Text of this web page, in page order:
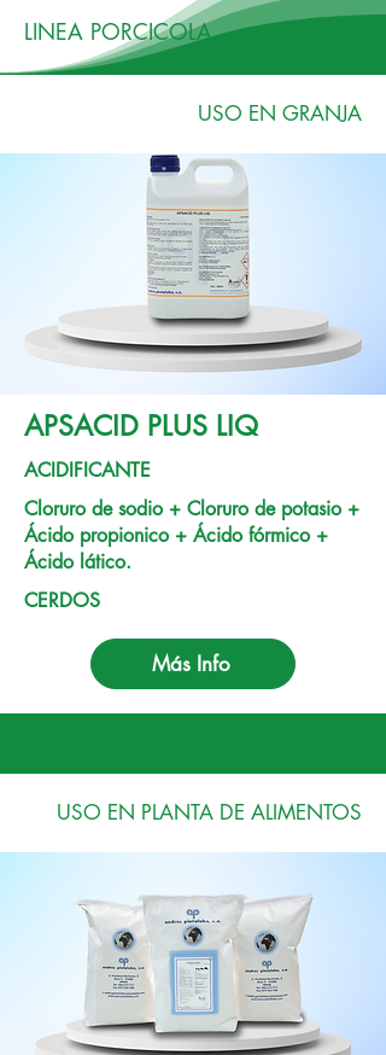
LINEA PORCICOLA
USO EN GRANJA
APSACID PLUS LIQ
ACIDIFICANTE
Cloruro de sodio + Cloruro de potasio +
Ácido propionico + Ácido fórmico +
Ácido lático.
CERDOS
Más Info
USO EN PLANTA DE ALIMENTOS